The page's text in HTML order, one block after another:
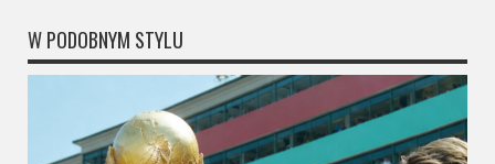
W PODOBNYM STYLU